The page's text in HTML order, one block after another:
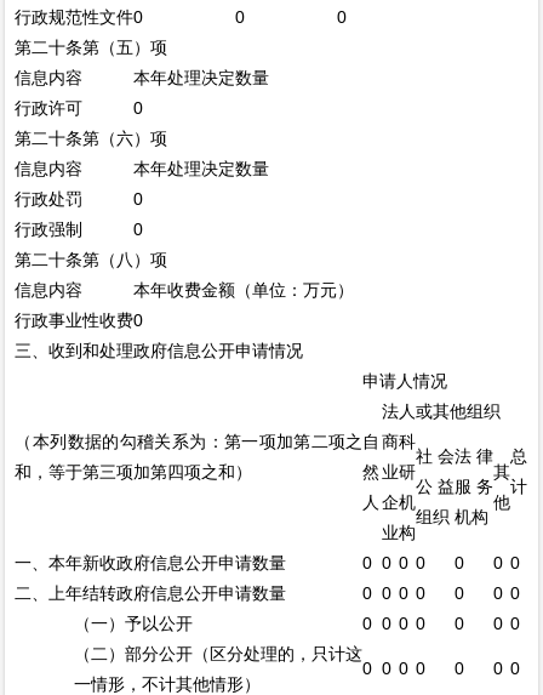
行政规范性文件0 0
0
第二十条第（五）项
信息内容
本年处理决定数量
行政许可
0
第二十条第（六）项
信息内容
本年处理决定数量
行政处罚
0
行政强制
0
第二十条第（八）项
信息内容
本年收费金额（单位：万元）
行政事业性收费0
三、收到和处理政府信息公开申请情况
（本列数据的勾稽关系为：第一项加第二项之
和，等于第三项加第四项之和）
申请人情况
自
然
人
法人或其他组织
总
计
商
业
企
业
科
研
机
构
社会
公益
组织
法律
服务
机构
其
他
一、本年新收政府信息公开申请数量 0 0 0 0 0 0 0
二、上年结转政府信息公开申请数量
0 0 0 0 0 0 0
（一）予以公开 0 0 0 0 0 0 0
（二）部分公开（区分处理的，只计这
一情形，不计其他情形）
0 0 0 0 0 0 0